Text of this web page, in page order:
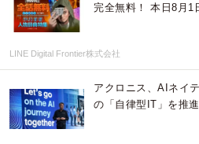
完全無料！ 本日8月1
LINE Digital Frontier株式会社
アクロニス、AIネイ
の「自律型IT」を推進